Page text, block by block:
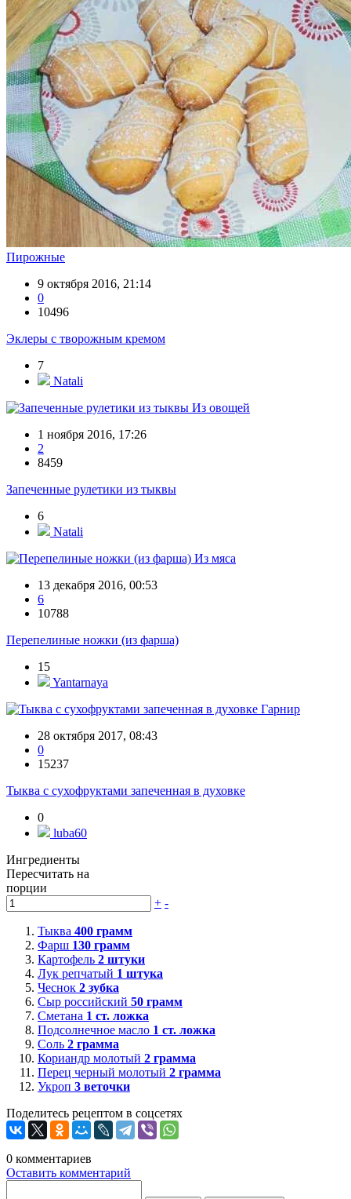
Пирожные
9 октября 2016, 21:14
0
10496
Эклеры с творожным кремом
7
Natali
Из овощей
1 ноября 2016, 17:26
2
8459
Запеченные рулетики из тыквы
6
Natali
Из мяса
13 декабря 2016, 00:53
6
10788
Перепелиные ножки (из фарша)
15
Yantarnaya
Гарнир
28 октября 2017, 08:43
0
15237
Тыква с сухофруктами запеченная в духовке
0
luba60
Ингредиенты
Пересчитать на
порции
+ -
Тыква 400 грамм
Фарш 130 грамм
Картофель 2 штуки
Лук репчатый 1 штука
Чеснок 2 зубка
Сыр российский 50 грамм
Сметана 1 ст. ложка
Подсолнечное масло 1 ст. ложка
Соль 2 грамма
Кориандр молотый 2 грамма
Перец черный молотый 2 грамма
Укроп 3 веточки
Поделитесь рецептом в соцсетях
0 комментариев
Оставить комментарий